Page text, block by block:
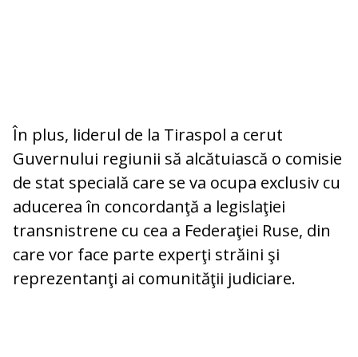
În plus, liderul de la Tiraspol a cerut
Guvernului regiunii să alcătuiască o comisie
de stat specială care se va ocupa exclusiv cu
aducerea în concordanţă a legislaţiei
transnistrene cu cea a Federaţiei Ruse, din
care vor face parte experţi străini şi
reprezentanţi ai comunităţii judiciare.